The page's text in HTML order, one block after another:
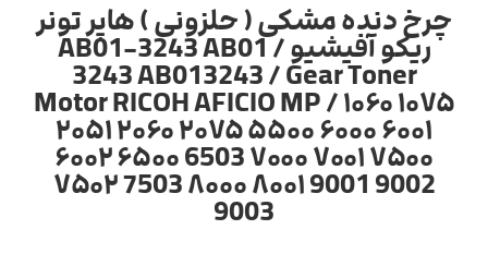
چرخ دنده مشکی ( حلزونی ) هاپر تونر
ریکو آفیشیو / AB01-3243 AB01
3243 AB013243 / Gear Toner
Motor RICOH AFICIO MP / ۱۰۶۰ ۱۰۷۵
۲۰۵۱ ۲۰۶۰ ۲۰۷۵ ۵۵۰۰ ۶۰۰۰ ۶۰۰۱
۶۰۰۲ ۶۵۰۰ 6503 ۷۰۰۰ ۷۰۰۱ ۷۵۰۰
۷۵۰۲ 7503 ۸۰۰۰ ۸۰۰۱ 9001 9002
9003